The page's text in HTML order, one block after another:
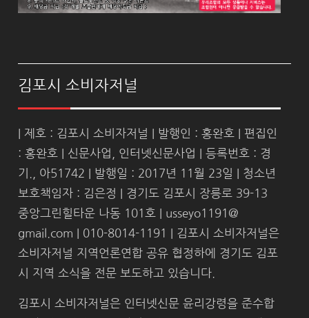
김포시 소비자저널
| 제호 : 김포시 소비자저널 | 발행인 : 홍완호 | 편집인
: 홍완호 | 신문사업, 인터넷신문사업 | 등록번호 : 경
기., 아51742 | 발행일 : 2017년 11월 23일 | 청소년
보호책임자 : 김은정 | 경기도 김포시 장릉로 39-13
중앙그린힐타운 나동 101호 | usseyo1191@
gmail.com | 010-8014-1191 | 김포시 소비자저널은
소비자저널 지역언론연합 공유 협정하에 경기도 김포
시 지역 소식을 전문 보도하고 있습니다.
김포시 소비자저널은 인터넷신문 윤리강령을 준수합